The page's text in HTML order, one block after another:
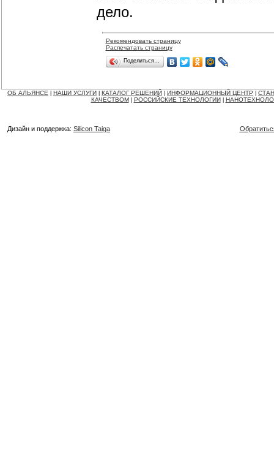
дело.
Рекомендовать страницу
Распечатать страницу
Поделиться…
ОБ АЛЬЯНСЕ НАШИ УСЛУГИ КАТАЛОГ РЕШЕНИЙ ИНФОРМАЦИОННЫЙ ЦЕНТР
КАЧЕСТВОМ
РОССИЙСКИЕ ТЕХНОЛОГИИ
Дизайн и поддержка: Silicon Taiga